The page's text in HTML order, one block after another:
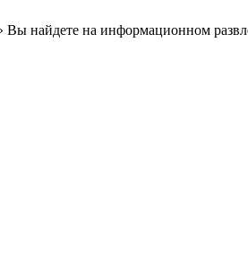
найдете на информационном